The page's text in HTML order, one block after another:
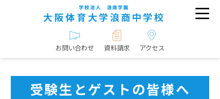
お問い合わせ 資料請求 アクセス
受験生とゲストの皆様へ